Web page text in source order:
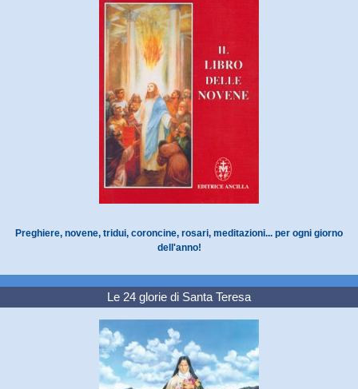
Preghiere, novene, tridui, coroncine, rosari, meditazioni... per ogni giorno
dell'anno!
Le 24 glorie di Santa Teresa